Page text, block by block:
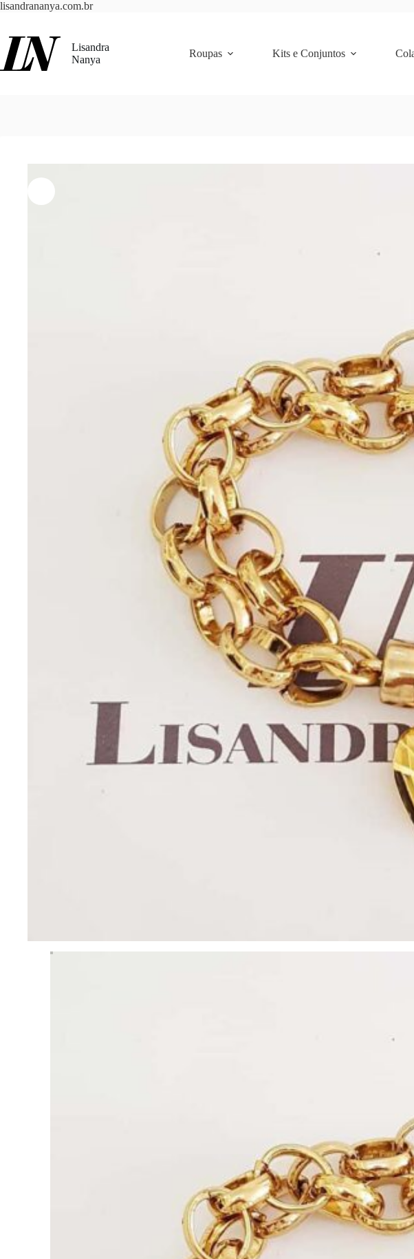
lisandrananya.com.brPular
conteúdo
Lisandra
Nanya
Roupas Kits e Conjuntos